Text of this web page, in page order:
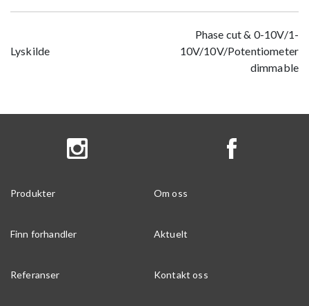
Lyskilde
Phase cut & 0-10V/1-
10V/10V/Potentiometer
dimmable
Produkter Om oss
Finn forhandler Aktuelt
Referanser Kontakt oss